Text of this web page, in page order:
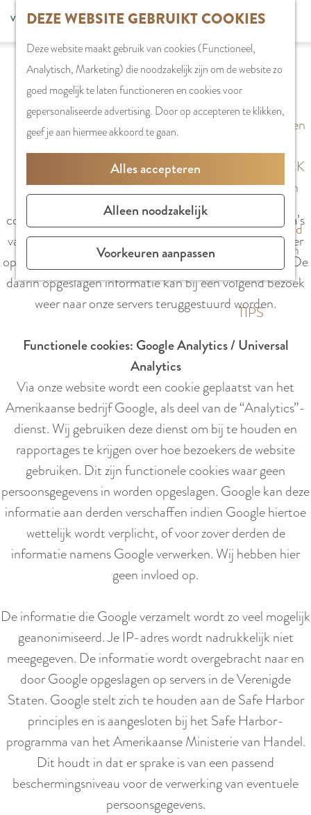
DEZE WEBSITE GEBRUIKT COOKIES
Deze website maakt gebruik van cookies (Functioneel,
Analytisch, Marketing) die noodzakelijk zijn om de website zo
goed mogelijk te laten functioneren en cookies voor
gepersonaliseerde advertising. Door op accepteren te klikken,
geef je aan hiermee akkoord te gaan.
Alles accepteren
Alleen noodzakelijk
Voorkeuren aanpassen
m
e
p
a
MENU
Z
o
e
k
e
F
v
t
e
n
S
l
e
r
t
a
a
l
H
u
d
i
g
e
t
a
a
l
:
N
e
d
r
a
n
d
s
G
t
E
n
g
l
i
s
h
p
g
e
WINKELEN
Stadshart
Winkels in
Markten
Winkelgebieden
PLAN JE BEZOEK
Overnachten
Bereikbaarheid
Vergaderen in
Amstelveen
TIPS
COOKIES
Wat is een cookie?
Wij maken op deze website gebruik van cookies. Een
cookie is een eenvoudig klein bestandje dat met pagina’s
van deze website wordt meegestuurd en door je browser
op de harde schrijf van je computer wordt opgeslagen. De
daarin opgeslagen informatie kan bij een volgend bezoek
weer naar onze servers teruggestuurd worden.
Functionele cookies: Google Analytics / Universal
Analytics
Via onze website wordt een cookie geplaatst van het
Amerikaanse bedrijf Google, als deel van de “Analytics”-
dienst. Wij gebruiken deze dienst om bij te houden en
rapportages te krijgen over hoe bezoekers de website
gebruiken. Dit zijn functionele cookies waar geen
persoonsgegevens in worden opgeslagen. Google kan deze
informatie aan derden verschaffen indien Google hiertoe
wettelijk wordt verplicht, of voor zover derden de
informatie namens Google verwerken. Wij hebben hier
geen invloed op.
De informatie die Google verzamelt wordt zo veel mogelijk
geanonimiseerd. Je IP-adres wordt nadrukkelijk niet
meegegeven. De informatie wordt overgebracht naar en
door Google opgeslagen op servers in de Verenigde
Staten. Google stelt zich te houden aan de Safe Harbor
principles en is aangesloten bij het Safe Harbor-
programma van het Amerikaanse Ministerie van Handel.
Dit houdt in dat er sprake is van een passend
beschermingsniveau voor de verwerking van eventuele
persoonsgegevens.